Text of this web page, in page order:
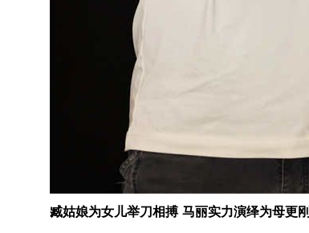
臧姑娘为女儿举刀相搏 马丽实力演绎为母更刚